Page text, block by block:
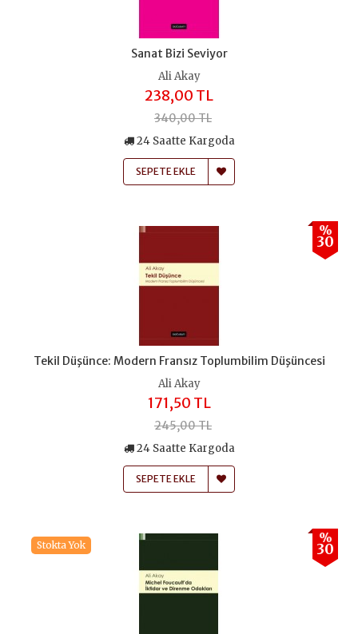
Sanat Bizi Seviyor
Ali Akay
238,00 TL
340,00 TL
24 Saatte Kargoda
SEPETE EKLE
%
30
Tekil Düşünce: Modern Fransız Toplumbilim Düşüncesi
Ali Akay
171,50 TL
245,00 TL
24 Saatte Kargoda
SEPETE EKLE
%
30
Stokta Yok